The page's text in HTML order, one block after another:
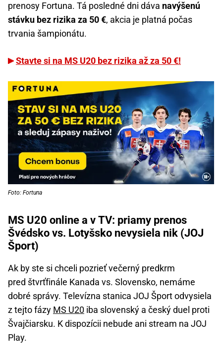
prenosy Fortuna. Tá posledné dni dáva navýšenú
stávku bez rizika za 50 €, akcia je platná počas
trvania šampionátu.
Stavte si na MS U20 bez rizika až za 50 €!
Foto: Fortuna
MS U20 online a v TV: priamy prenos
Švédsko vs. Lotyšsko nevysiela nik (JOJ
Šport)
Ak by ste si chceli pozrieť večerný predkrm
pred štvrťfinále Kanada vs. Slovensko, nemáme
dobré správy. Televízna stanica JOJ Šport odvysiela
z tejto fázy MS U20 iba slovenský a český duel proti
Švajčiarsku. K dispozícii nebude ani stream na JOJ
Play.